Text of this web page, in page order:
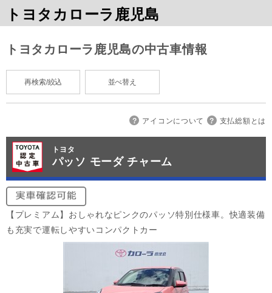
トヨタカローラ鹿児島
トヨタカローラ鹿児島の中古車情報
再検索/絞込 並べ替え
アイコンについて 支払総額とは
トヨタ
パッソ モーダ チャーム
【プレミアム】おしゃれなピンクのパッソ特別仕様車。快適装備
も充実で運転しやすいコンパクトカー